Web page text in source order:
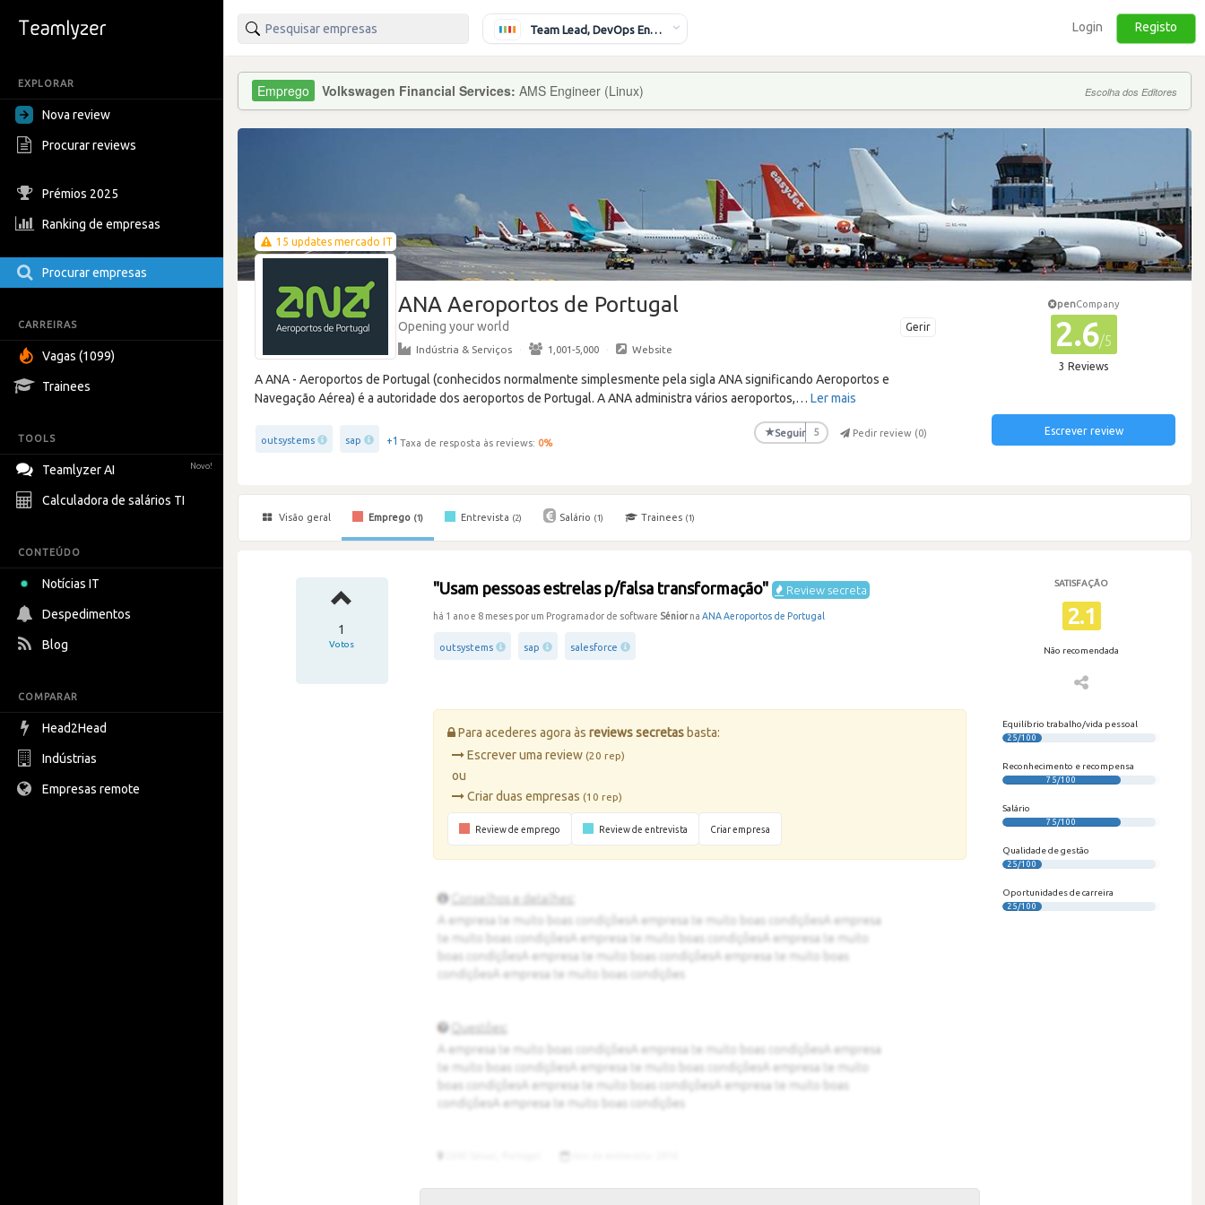
EXPLORAR
Nova review
Procurar reviews
Prémios 2025
Ranking de empresas
Procurar empresas
CARREIRAS
Vagas (1099)
Trainees
TOOLS
Teamlyzer AI Novo!
Calculadora de salários TI
CONTEÚDO
Notícias IT
Despedimentos
Blog
COMPARAR
Head2Head
Indústrias
Empresas remote
Team Lead, DevOps Engineer Login Registo
Volkswagen Financial Services: AMS Engineer (Linux) Escolha dos Editores
15 updates mercado IT
ANA Aeroportos de Portugal
Gerir
Opening your world
Indústria & Serviços · 1,001-5,000 · Website
A ANA - Aeroportos de Portugal (conhecidos normalmente simplesmente pela sigla ANA significando Aeroportos e
Navegação Aérea) é a autoridade dos aeroportos de Portugal. A ANA administra vários aeroportos,… Ler mais
outsystems sap +1 Taxa de resposta às reviews: 0%
★Seguir 5 Pedir review (0)
penCompany
2.6/5
3 Reviews
Escrever review
Visão geral Emprego (1) Entrevista (2) Salário (1) Trainees (1)
1
Votos
"Usam pessoas estrelas p/falsa transformação" Review secreta
há 1 ano e 8 meses por um Programador de software SéniornaANA Aeroportos de Portugal
outsystems sap salesforce
SATISFAÇÃO
2.1
Não recomendada
Para acederes agora àsreviews secretas basta:
Escrever uma review(20 rep)
ou
Criar duas empresas(10 rep)
Review de emprego Review de entrevista Criar empresa
Equilíbrio trabalho/vida pessoal
25/100
Reconhecimento e recompensa
75/100
Salário
75/100
Qualidade de gestão
25/100
Oportunidades de carreira
25/100